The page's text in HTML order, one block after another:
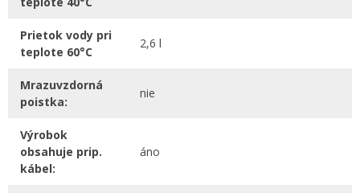
Prietok vody pri
teplote 60°C
2,6 l
Mrazuvzdorná
poistka:
nie
Výrobok
obsahuje prip.
kábel:
áno